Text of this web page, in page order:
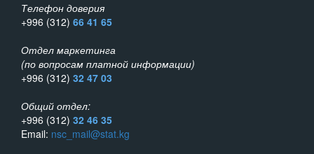
Телефон доверия
+996 (312) 66 41 65
Отдел маркетинга
(по вопросам платной информации)
+996 (312) 32 47 03
Общий отдел:
+996 (312) 32 46 35
Email: nsc_mail@stat.kg